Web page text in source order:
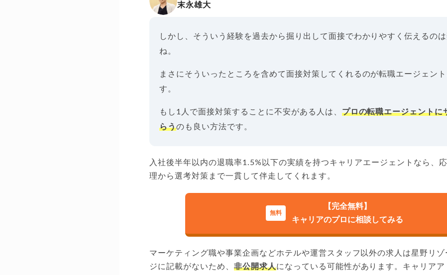
末永雄大
しかし、そういう経験を過去から掘り出して面接でわかりやすく伝えるの
ね。
まさにそういったところを含めて面接対策してくれるのが転職エージェン
す。
もし1人で面接対策することに不安がある人は、 プロの転職エージェントに
らうのも良い方法です。
入社後半年以内の退職率1.5%以下の実績を持つキャリアエージェントなら、
理から選考対策まで一貫して伴走してくれます。
【完全無料】
キャリアのプロに相談してみる
マーケティング職や事業企画などホテルや運営スタッフ以外の求人は星野リ
ジに記載がないため、非公開求人になっている可能性があります。キャリア